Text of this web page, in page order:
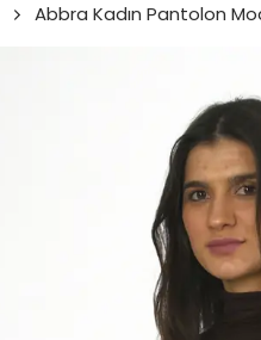
Abbra Kadın Pantolon